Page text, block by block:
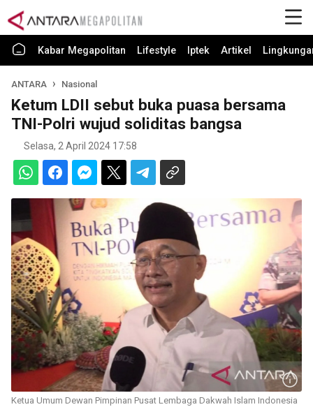
Kabar Megapolitan Lifestyle Iptek Artikel
ANTARA Nasional
Ketum LDII sebut buka puasa bersama
TNI-Polri wujud soliditas bangsa
Selasa, 2 April 2024 17:58
Ketua Umum Dewan Pimpinan Pusat Lembaga Dakwah Islam Indonesia